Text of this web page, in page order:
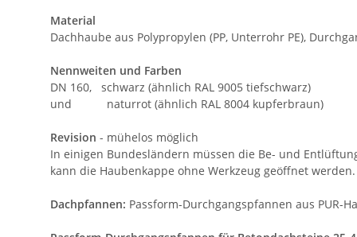
Material
Dachhaube aus Polypropylen (PP, Unterrohr PE),
Nennweiten und Farben
DN 160, schwarz (ähnlich RAL 9005 tiefschwarz)
und naturrot (ähnlich RAL 8004 kupferbraun)
Revision - mühelos möglich
In einigen Bundesländern müssen die Be- und
kann die Haubenkappe ohne Werkzeug geöffnet
Dachpfannen: Passform-Durchgangspfannen aus PUR-